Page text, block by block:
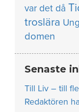
var det då
troslära
domen
Senaste
Till Liv – till
Redaktören